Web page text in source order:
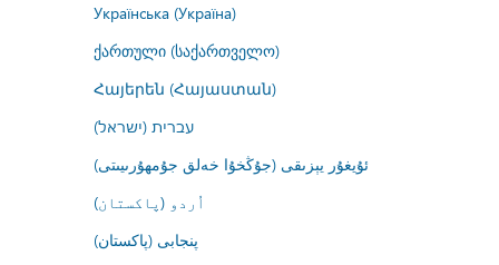
Українська (Україна)
ქართული (საქართველო)
Հայերեն (Հայաստան)
עברית (ישראל)
ئۇيغۇر يېزىقى (جۇڭخۇا خەلق جۇمھۇرىيىتى)
اُردو (پاکستان)
پنجابی (پاکستان)